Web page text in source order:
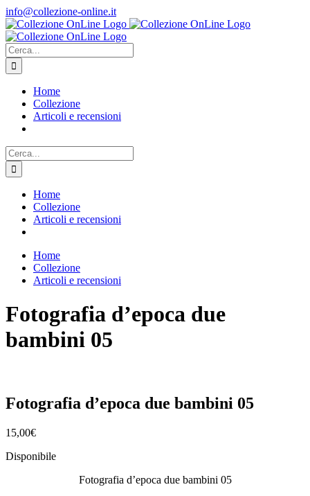
Salta
al
contenuto
info@collezione-online.it
Cerca
per:
Home
Collezione
Articoli e recensioni
Cerca
per:
Home
Collezione
Articoli e recensioni
Home
Collezione
Articoli e recensioni
Fotografia d’epoca due
bambini 05
Fotografia d’epoca due bambini 05
15,00€
Disponibile
Fotografia d’epoca due bambini 05